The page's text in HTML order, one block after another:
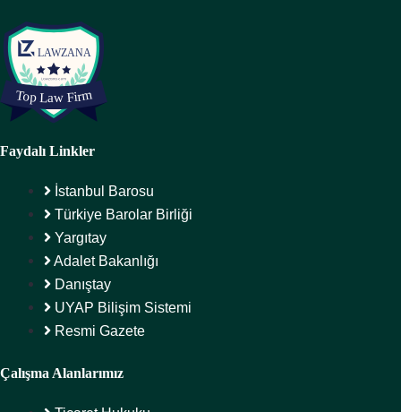
Faydalı Linkler
İstanbul Barosu
Türkiye Barolar Birliği
Yargıtay
Adalet Bakanlığı
Danıştay
UYAP Bilişim Sistemi
Resmi Gazete
Çalışma Alanlarımız